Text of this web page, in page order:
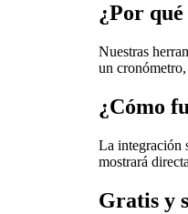
¿Por
Nuestras
un
¿Cómo
La integración
mostrará
Gratis y